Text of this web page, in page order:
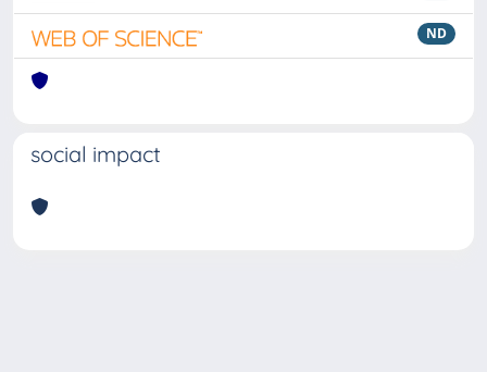
ND
social impact